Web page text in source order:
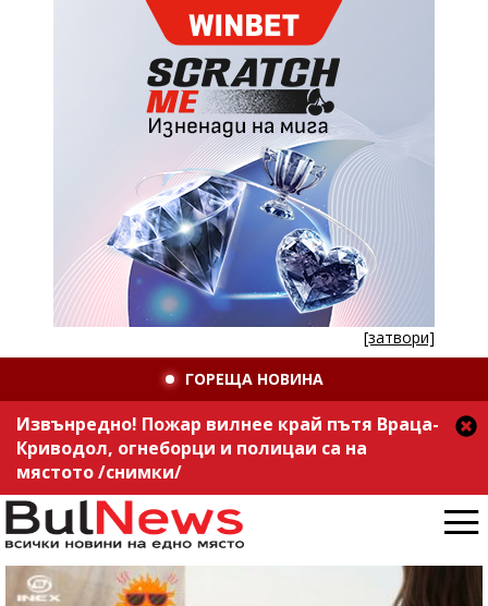
[затвори]
ГОРЕЩА НОВИНА
Извънредно! Пожар вилнее край пътя Враца-
Криводол, огнеборци и полицаи са на
мястото /снимки/